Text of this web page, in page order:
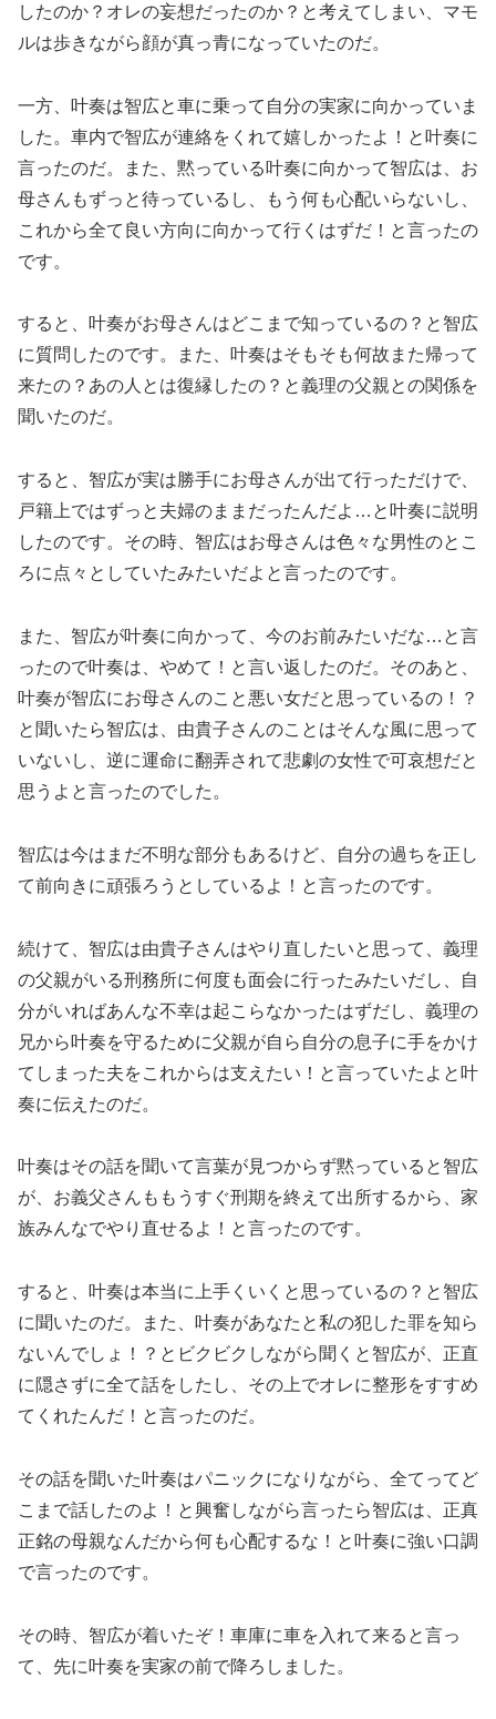
したのか？オレの妄想だったのか？と考えてしまい、マモ
ルは歩きながら顔が真っ青になっていたのだ。
一方、叶奏は智広と車に乗って自分の実家に向かっていま
した。車内で智広が連絡をくれて嬉しかったよ！と叶奏に
言ったのだ。また、黙っている叶奏に向かって智広は、お
母さんもずっと待っているし、もう何も心配いらないし、
これから全て良い方向に向かって行くはずだ！と言ったの
です。
すると、叶奏がお母さんはどこまで知っているの？と智広
に質問したのです。また、叶奏はそもそも何故また帰って
来たの？あの人とは復縁したの？と義理の父親との関係を
聞いたのだ。
すると、智広が実は勝手にお母さんが出て行っただけで、
戸籍上ではずっと夫婦のままだったんだよ…と叶奏に説明
したのです。その時、智広はお母さんは色々な男性のとこ
ろに点々としていたみたいだよと言ったのです。
また、智広が叶奏に向かって、今のお前みたいだな…と言
ったので叶奏は、やめて！と言い返したのだ。そのあと、
叶奏が智広にお母さんのこと悪い女だと思っているの！？
と聞いたら智広は、由貴子さんのことはそんな風に思って
いないし、逆に運命に翻弄されて悲劇の女性で可哀想だと
思うよと言ったのでした。
智広は今はまだ不明な部分もあるけど、自分の過ちを正し
て前向きに頑張ろうとしているよ！と言ったのです。
続けて、智広は由貴子さんはやり直したいと思って、義理
の父親がいる刑務所に何度も面会に行ったみたいだし、自
分がいればあんな不幸は起こらなかったはずだし、義理の
兄から叶奏を守るために父親が自ら自分の息子に手をかけ
てしまった夫をこれからは支えたい！と言っていたよと叶
奏に伝えたのだ。
叶奏はその話を聞いて言葉が見つからず黙っていると智広
が、お義父さんももうすぐ刑期を終えて出所するから、家
族みんなでやり直せるよ！と言ったのです。
すると、叶奏は本当に上手くいくと思っているの？と智広
に聞いたのだ。また、叶奏があなたと私の犯した罪を知ら
ないんでしょ！？とビクビクしながら聞くと智広が、正直
に隠さずに全て話をしたし、その上でオレに整形をすすめ
てくれたんだ！と言ったのだ。
その話を聞いた叶奏はパニックになりながら、全てってど
こまで話したのよ！と興奮しながら言ったら智広は、正真
正銘の母親なんだから何も心配するな！と叶奏に強い口調
で言ったのです。
その時、智広が着いたぞ！車庫に車を入れて来ると言っ
て、先に叶奏を実家の前で降ろしました。